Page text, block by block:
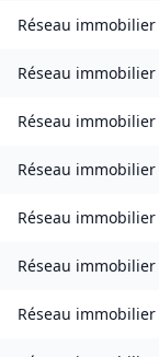
Réseau immobilier
Réseau immobilier
Réseau immobilier
Réseau immobilier
Réseau immobilier
Réseau immobilier
Réseau immobilier